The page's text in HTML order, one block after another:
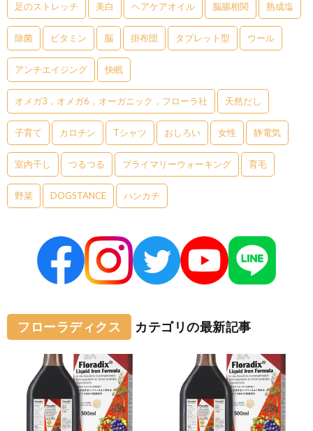
足のストレッチ 美白 ヘアケアオイル 脳腸相関 熟成塩
除菌 ビタミン 脳 掛布団 タブレット型 ウール
アンチエイジング 快眠
オメガ3，オメガ6，オーガニック，フローラ社 天然だし
子育て カロチン Tシャツ おしろい 女性 静電気
室内干し つるつる プライマリーウォーキング 育毛
野菜 DOGSTANCE ハンカチ
フローラディクス カテゴリの最新記事